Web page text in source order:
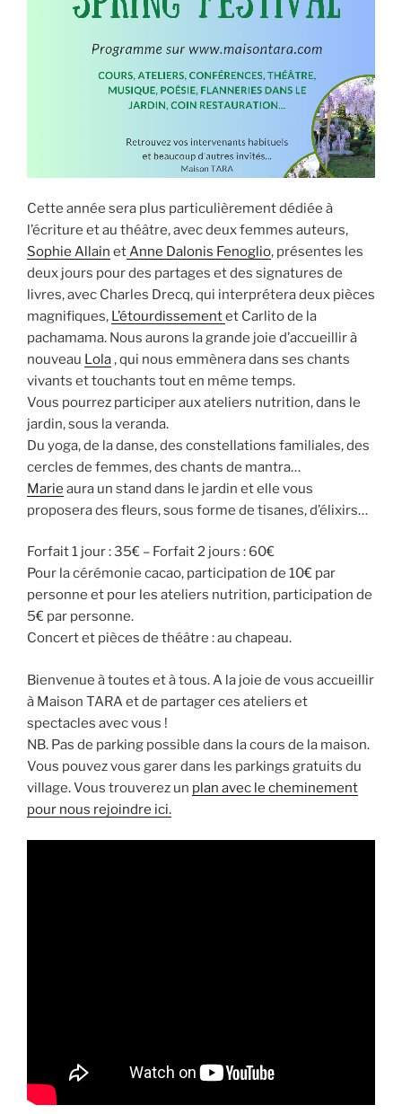
Cette année sera plus particulièrement dédiée à
l’écriture et au théâtre, avec deux femmes auteurs,
Sophie Allain etAnne Dalonis Fenoglio, présentes les
deux jours pour des partages et des signatures de
livres, avec Charles Drecq, qui interprétera deux pièces
magnifiques, L’étourdissementet Carlito de la
pachamama. Nous aurons la grande joie d’accueillir à
nouveau Lola, qui nous emmènera dans ses chants
vivants et touchants tout en même temps.
Vous pourrez participer aux ateliers nutrition, dans le
jardin, sous la veranda.
Du yoga, de la danse, des constellations familiales, des
cercles de femmes, des chants de mantra…
Marie aura un stand dans le jardin et elle vous
proposera des fleurs, sous forme de tisanes, d’élixirs…
Forfait 1 jour : 35€ – Forfait 2 jours : 60€
Pour la cérémonie cacao, participation de 10€ par
personne et pour les ateliers nutrition, participation de
5€ par personne.
Concert et pièces de théâtre : au chapeau.
Bienvenue à toutes et à tous. A la joie de vous accueillir
à Maison TARA et de partager ces ateliers et
spectacles avec vous !
NB. Pas de parking possible dans la cours de la maison.
Vous pouvez vous garer dans les parkings gratuits du
village. Vous trouverez un plan avec le cheminement
pour nous rejoindre ici.